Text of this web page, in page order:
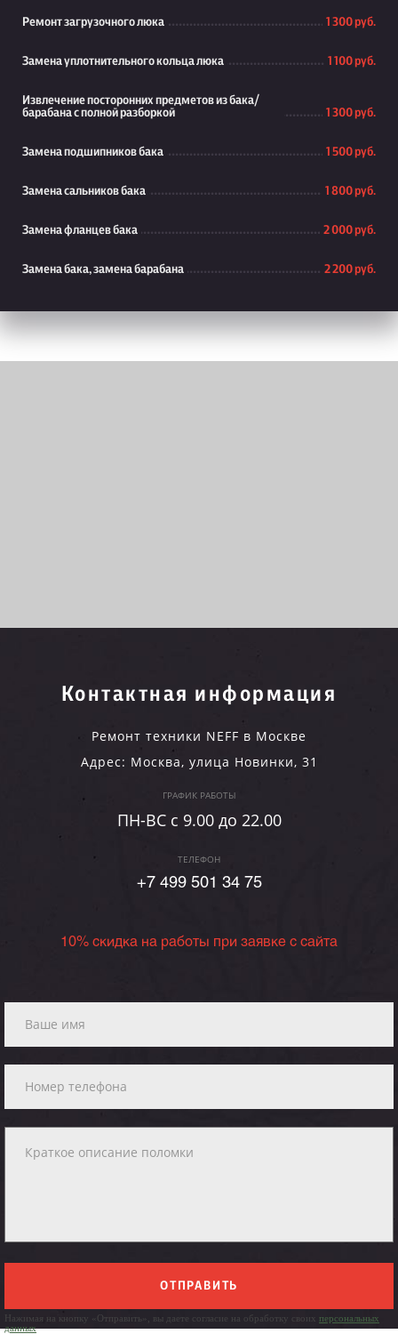
Ремонт загрузочного люка 1 300 руб.
Замена уплотнительного кольца люка 1 100 руб.
Извлечение посторонних предметов из бака/
барабана с полной разборкой
1 300 руб.
Замена подшипников бака 1 500 руб.
Замена сальников бака 1 800 руб.
Замена фланцев бака 2 000 руб.
Замена бака, замена барабана 2 200 руб.
Контактная информация
Ремонт техники NEFF в Москве
Адрес: Москва, улица Новинки, 31
ГРАФИК РАБОТЫ
ПН-ВC c 9.00 до 22.00
ТЕЛЕФОН
+7 499 501 34 75
10% скидка на работы при заявке с сайта
ОТПРАВИТЬ
Нажимая на кнопку «Отправить», вы даете согласие на обработку своих персональных
данных